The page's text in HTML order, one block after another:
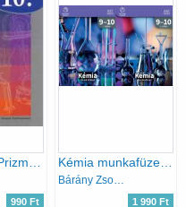
990 Ft
Kémia munkafüzet 9-10 I-II.
Bárány Zsolt - Hotziné Pócsi Anikó - Marchis Valér Várallyainé - Balázs Judit
1 990 Ft